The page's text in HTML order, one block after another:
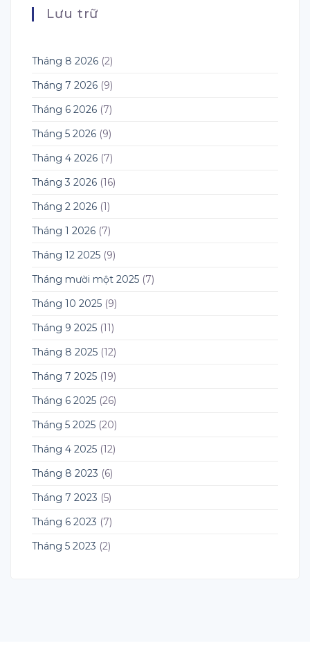
Lưu trữ
Tháng 8 2026 (2)
Tháng 7 2026 (9)
Tháng 6 2026 (7)
Tháng 5 2026 (9)
Tháng 4 2026 (7)
Tháng 3 2026 (16)
Tháng 2 2026 (1)
Tháng 1 2026 (7)
Tháng 12 2025 (9)
Tháng mười một 2025 (7)
Tháng 10 2025 (9)
Tháng 9 2025 (11)
Tháng 8 2025 (12)
Tháng 7 2025 (19)
Tháng 6 2025 (26)
Tháng 5 2025 (20)
Tháng 4 2025 (12)
Tháng 8 2023 (6)
Tháng 7 2023 (5)
Tháng 6 2023 (7)
Tháng 5 2023 (2)